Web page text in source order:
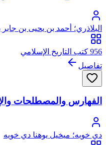
البلاذري؛ أحمد بن يحيى بن جابر
956 كتب التاريخ الإسلامي
تفاصيل
الفهارس والمصطلحات
دي خويه؛ ميخيل يوهنا دي خويه